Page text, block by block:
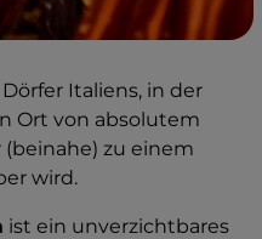
Italiens, in der
Ort von absolutem
zu einem
wird.
ist ein unverzichtbares